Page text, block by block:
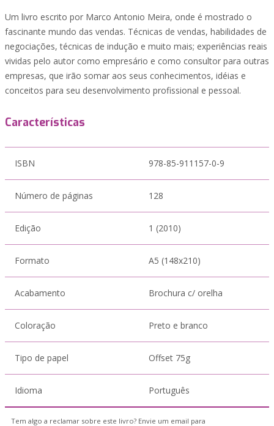
Um livro escrito por Marco Antonio Meira, onde é mostrado o
fascinante mundo das vendas. Técnicas de vendas, habilidades de
negociações, técnicas de indução e muito mais; experiências reais
vividas pelo autor como empresário e como consultor para outras
empresas, que irão somar aos seus conhecimentos, idéias e
conceitos para seu desenvolvimento profissional e pessoal.
Características
ISBN 978-85-911157-0-9
Número de páginas 128
Edição 1 (2010)
Formato A5 (148x210)
Acabamento Brochura c/ orelha
Coloração Preto e branco
Tipo de papel Offset 75g
Idioma Português
Tem algo a reclamar sobre este livro? Envie um email para